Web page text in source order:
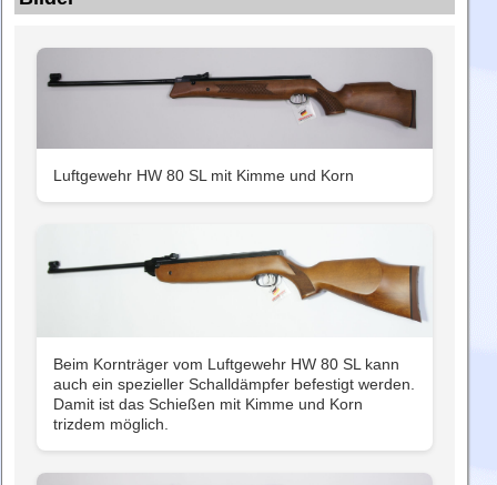
Luftgewehr HW 80 SL mit Kimme und Korn
Beim Kornträger vom Luftgewehr HW 80 SL kann
auch ein spezieller Schalldämpfer befestigt werden.
Damit ist das Schießen mit Kimme und Korn
trizdem möglich.